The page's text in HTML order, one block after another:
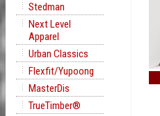
Stedman
Next Level
Apparel
Urban Classics
Flexfit/Yupoong
MasterDis
TrueTimber®